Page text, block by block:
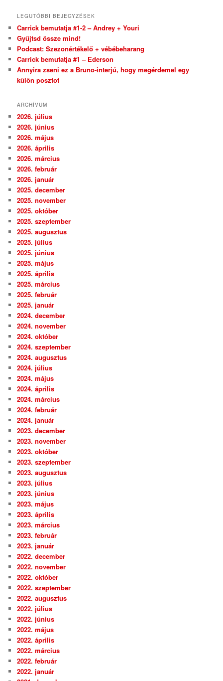
LEGUTÓBBI BEJEGYZÉSEK
Carrick bemutatja #1-2 – Andrey + Youri
Gyűjtsd össze mind!
Podcast: Szezonértékelő + vébébeharang
Carrick bemutatja #1 – Ederson
Annyira zseni ez a Bruno-interjú, hogy megérdemel egy
külön posztot
ARCHÍVUM
2026. július
2026. június
2026. május
2026. április
2026. március
2026. február
2026. január
2025. december
2025. november
2025. október
2025. szeptember
2025. augusztus
2025. július
2025. június
2025. május
2025. április
2025. március
2025. február
2025. január
2024. december
2024. november
2024. október
2024. szeptember
2024. augusztus
2024. július
2024. május
2024. április
2024. március
2024. február
2024. január
2023. december
2023. november
2023. október
2023. szeptember
2023. augusztus
2023. július
2023. június
2023. május
2023. április
2023. március
2023. február
2023. január
2022. december
2022. november
2022. október
2022. szeptember
2022. augusztus
2022. július
2022. június
2022. május
2022. április
2022. március
2022. február
2022. január